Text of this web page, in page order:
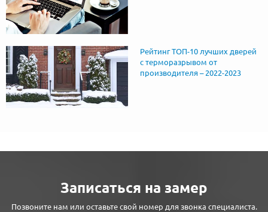
Рейтинг ТОП-10 лучших дверей
с терморазрывом от
производителя – 2022-2023
Записаться на замер
Позвоните нам или оставьте свой номер для звонка специалиста.